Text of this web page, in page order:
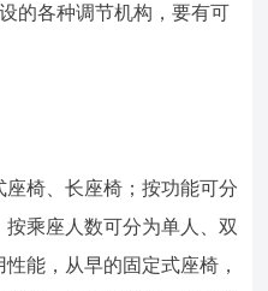
的各种调节机构，要有可
椅、长座椅；按功能可分
乘座人数可分为单人、双
能，从早的固定式座椅，